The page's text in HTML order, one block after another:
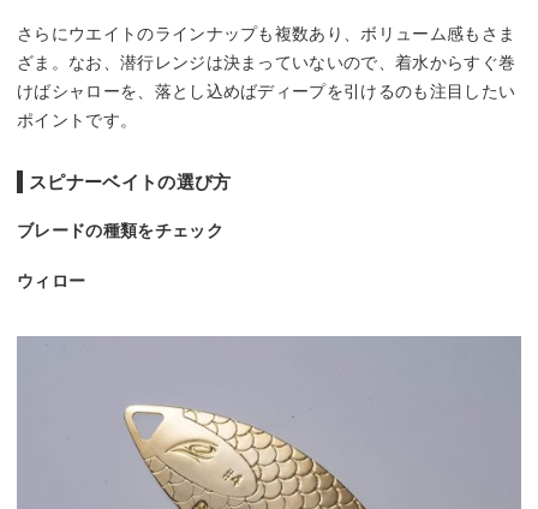
さらにウエイトのラインナップも複数あり、ボリューム感もさま
ざま。なお、潜行レンジは決まっていないので、着水からすぐ巻
けばシャローを、落とし込めばディープを引けるのも注目したい
ポイントです。
スピナーベイトの選び方
ブレードの種類をチェック
ウィロー